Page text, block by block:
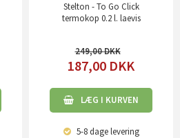
Stelton - To Go Click
termokop 0.2 l. laevis
249,00
187,00 DKK
LÆG I KURVEN
5-8 dagelevering